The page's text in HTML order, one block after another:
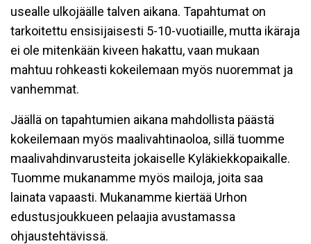
usealle ulkojäälle talven aikana. Tapahtumat on
tarkoitettu ensisijaisesti 5-10-vuotiaille, mutta ikäraja
ei ole mitenkään kiveen hakattu, vaan mukaan
mahtuu rohkeasti kokeilemaan myös nuoremmat ja
vanhemmat.
Jäällä on tapahtumien aikana mahdollista päästä
kokeilemaan myös maalivahtinaoloa, sillä tuomme
maalivahdinvarusteita jokaiselle Kyläkiekkopaikalle.
Tuomme mukanamme myös mailoja, joita saa
lainata vapaasti. Mukanamme kiertää Urhon
edustusjoukkueen pelaajia avustamassa
ohjaustehtävissä.